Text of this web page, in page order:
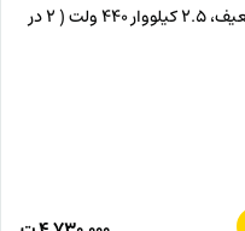
خازن 3فاز فشارضعیف، 2.5 کیلووار 440 ولت ( 2 در